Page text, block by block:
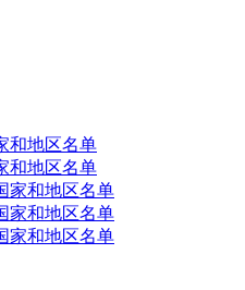
和地区名单
和地区名单
家和地区名单
家和地区名单
家和地区名单